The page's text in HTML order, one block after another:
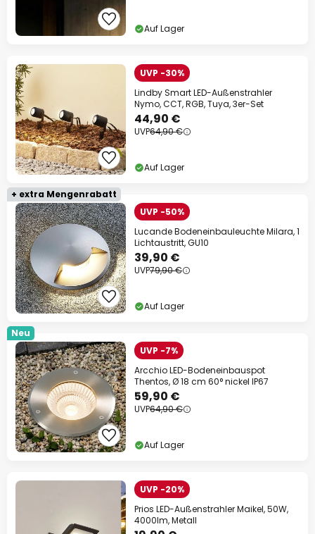
Auf Lager
UVP -30%
Lindby Smart LED-Außenstrahler
Nymo, CCT, RGB, Tuya, 3er-Set
44,90 €
UVP64,90 €
Auf Lager
+ extra Mengenrabatt
UVP -50%
Lucande Bodeneinbauleuchte Milara, 1
Lichtaustritt, GU10
39,90 €
UVP79,90 €
Auf Lager
Neu
UVP -7%
Arcchio LED-Bodeneinbauspot
Thentos, Ø 18 cm 60° nickel IP67
59,90 €
UVP64,90 €
Auf Lager
UVP -20%
Prios LED-Außenstrahler Maikel, 50W,
4000lm, Metall